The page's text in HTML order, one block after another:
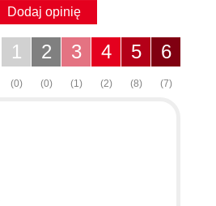
Dodaj opinię
6
(7)
5
(8)
4
(2)
3
(1)
2
(0)
1
(0)